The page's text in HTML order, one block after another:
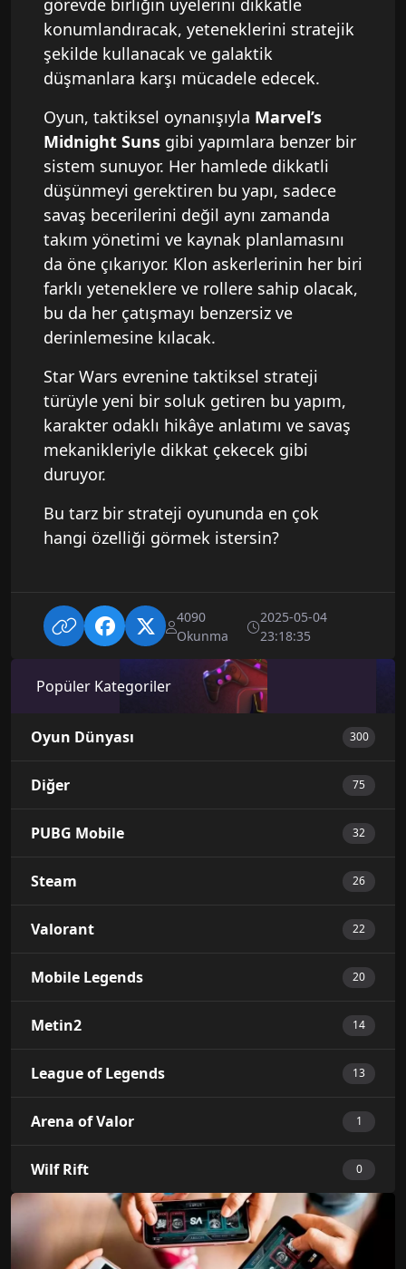
görevde birliğin üyelerini dikkatle
konumlandıracak, yeteneklerini stratejik
şekilde kullanacak ve galaktik
düşmanlara karşı mücadele edecek.
Oyun, taktiksel oynanışıyla Marvel’s
Midnight Suns gibi yapımlara benzer bir
sistem sunuyor. Her hamlede dikkatli
düşünmeyi gerektiren bu yapı, sadece
savaş becerilerini değil aynı zamanda
takım yönetimi ve kaynak planlamasını
da öne çıkarıyor. Klon askerlerinin her biri
farklı yeteneklere ve rollere sahip olacak,
bu da her çatışmayı benzersiz ve
derinlemesine kılacak.
Star Wars evrenine taktiksel strateji
türüyle yeni bir soluk getiren bu yapım,
karakter odaklı hikâye anlatımı ve savaş
mekanikleriyle dikkat çekecek gibi
duruyor.
Bu tarz bir strateji oyununda en çok
hangi özelliği görmek istersin?
4090
Okunma
2025-05-04
23:18:35
Popüler Kategoriler
Oyun Dünyası 300
Diğer 75
PUBG Mobile 32
Steam 26
Valorant 22
Mobile Legends 20
Metin2 14
League of Legends 13
Arena of Valor 1
Wilf Rift 0